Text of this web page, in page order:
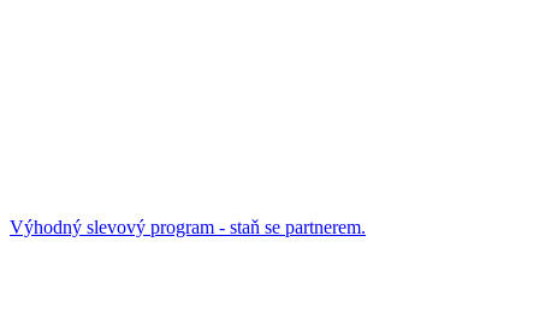
Výhodný slevový program - staň se partnerem.